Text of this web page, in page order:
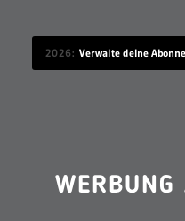
2026 Verwalte deine
WERBUNG